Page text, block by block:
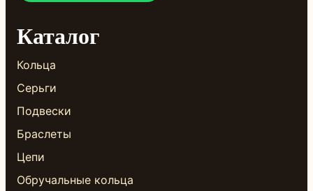
Каталог
Кольца
Серьги
Подвески
Браслеты
Цепи
Обручальные кольца